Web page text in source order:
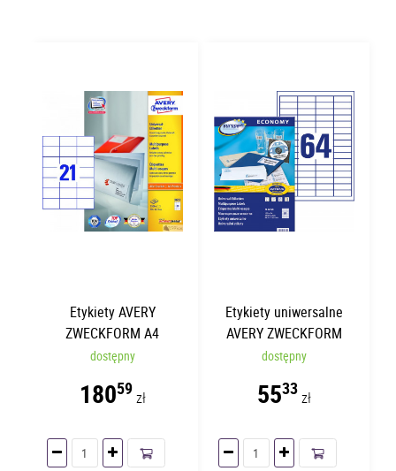
Etykiety AVERY
ZWECKFORM A4
70x42.3mm | 100 arkuszy
dostępny
18059 zł
Etykiety uniwersalne
AVERY ZWECKFORM
Economy 48.5 x 16.9mm
dostępny
5533zł